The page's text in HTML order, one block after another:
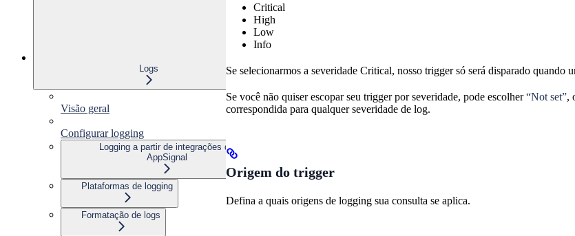
Logs
Visão geral
Configurar logging
Logging a partir de integrações do
AppSignal
Plataformas de logging
Formatação de logs
Critical
High
Low
Info
Se selecionarmos a severidade Critical, nosso trigger só será disparado quando
Se você não quiser escopar seu trigger por severidade, pode escolher“Not set”,
correspondida para qualquer severidade de log.
Origem do trigger
Defina a quais origens de logging sua consulta se aplica.